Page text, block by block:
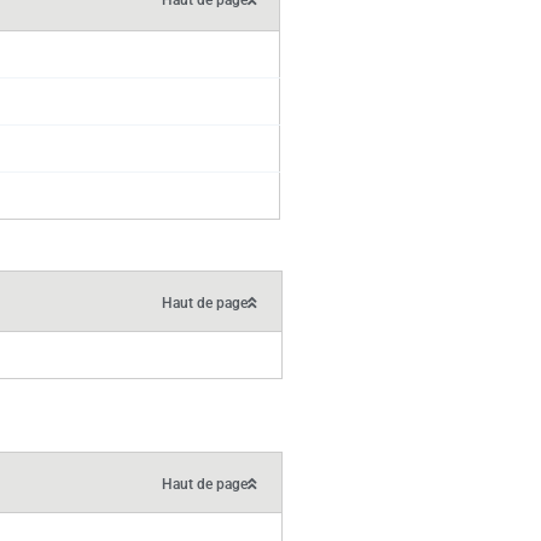
Haut de page
Haut de page